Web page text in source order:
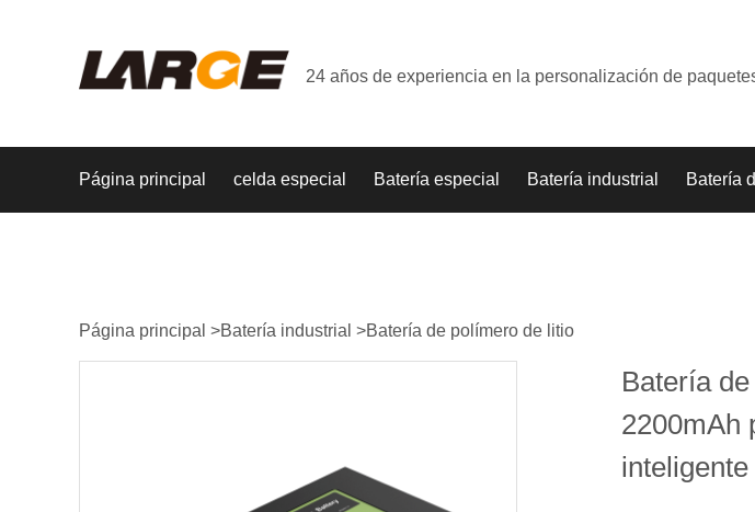
24 años de experiencia en la personalización de
Página principal celda especial Batería especial Batería industrial Batería
Página principal >Batería industrial >Batería de polímero de litio
Batería
2200mAh
inteligente